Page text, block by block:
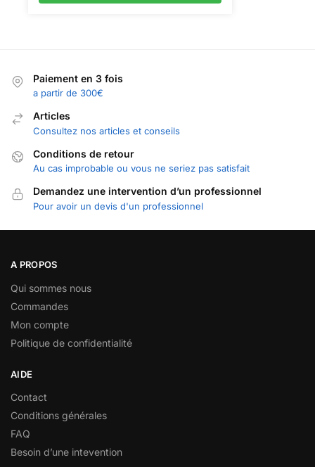
Paiement en 3 fois
a partir de 300€
Articles
Consultez nos articles et conseils
Conditions de retour
Au cas improbable ou vous ne seriez pas satisfait
Demandez une intervention d’un professionnel
Pour avoir un devis d'un professionnel
A PROPOS
Qui sommes nous
Commandes
Mon compte
Politique de confidentialité
AIDE
Contact
Conditions générales
FAQ
Besoin d’une intevention